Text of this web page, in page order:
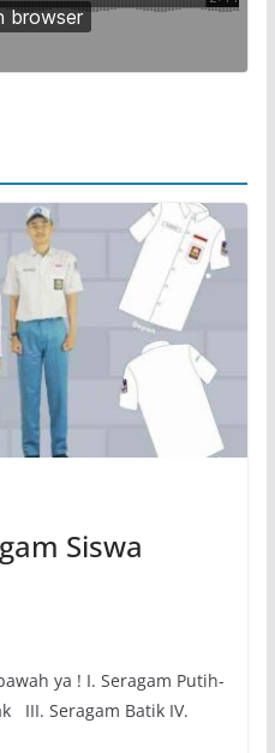
Siswa
ya ! I. Seragam Putih-
III. Seragam Batik IV.